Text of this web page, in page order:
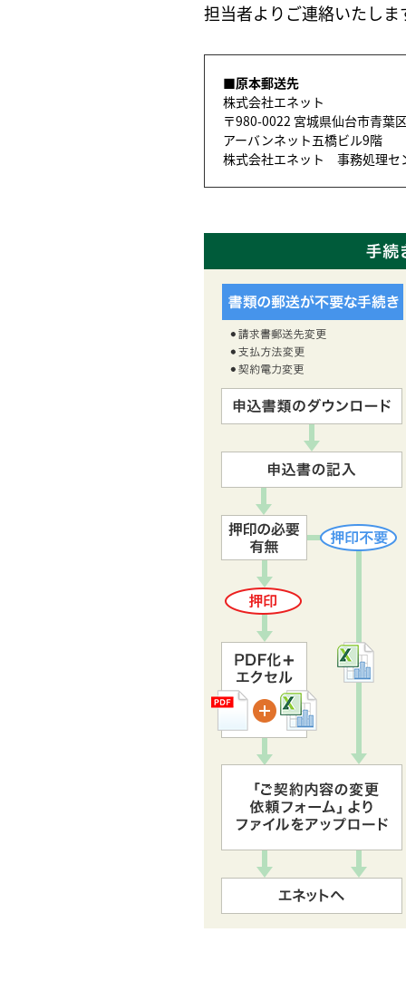
担当者よりご連絡いたしま
■原本郵送先
株式会社エネット
〒980-0022 宮城県仙台市青葉
アーバンネット五橋ビル9階
株式会社エネット 事務処理